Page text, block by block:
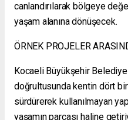
canlandırılarak bölgeye
yaşam alanına dönüşecek.
ÖRNEK PROJELER
Kocaeli Büyükşehir
doğrultusunda kentin dört bir
sürdürerek kullanılmayan
yaşamın parçası haline